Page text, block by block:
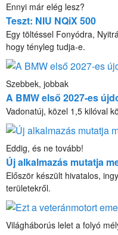
Ennyi már elég lesz?
Teszt: NIU NQiX 500
Egy töltéssel Fonyódra,
hogy tényleg tudja-e.
Szebbek, jobbak
A BMW első 2027-es
Vadonatúj, közel 1,5 kilóval
Eddig, és ne tovább!
Új alkalmazás mutatja
Először készült hivatalos,
területekről.
Világháborús lelet a folyó